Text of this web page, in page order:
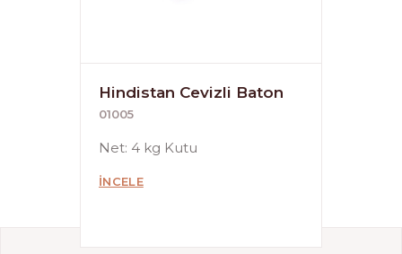
Hindistan Cevizli Baton
01005
Net: 4 kg Kutu
İNCELE